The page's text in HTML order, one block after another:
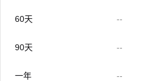
60天 --
90天 --
一年 --